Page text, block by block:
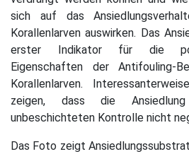
sich auf das
Korallenlarven auswirken. Das
erster Indikator für die
Eigenschaften der Antifouling-
Korallenlarven.
zeigen, dass die
unbeschichteten Kontrolle nicht
Das Foto zeigt